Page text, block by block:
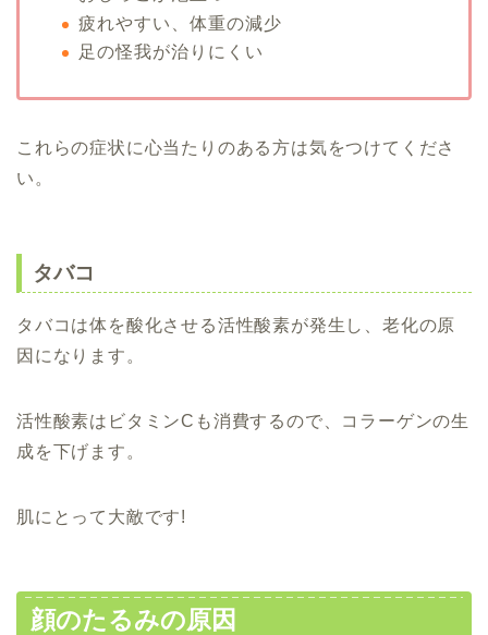
疲れやすい、体重の減少
足の怪我が治りにくい
これらの症状に心当たりのある方は気をつけてくださ
い。
タバコ
タバコは体を酸化させる活性酸素が発生し、老化の原
因になります。
活性酸素はビタミンCも消費するので、コラーゲンの生
成を下げます。
肌にとって大敵です!
顔のたるみの原因